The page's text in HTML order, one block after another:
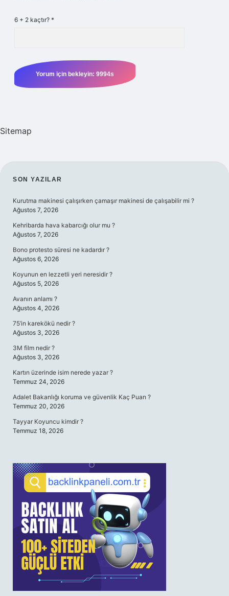
6 + 2 kaçtır? *
Sitemap
SIDEBAR
SON YAZILAR
Kurutma makinesi çalışırken çamaşır makinesi de çalışabilir mi ?
Ağustos 7, 2026
Kehribarda hava kabarcığı olur mu ?
Ağustos 7, 2026
Bono protesto süresi ne kadardır ?
Ağustos 6, 2026
Koyunun en lezzetli yeri neresidir ?
Ağustos 5, 2026
Avanın anlamı ?
Ağustos 4, 2026
75’in karekökü nedir ?
Ağustos 3, 2026
3M film nedir ?
Ağustos 3, 2026
Kartın üzerinde isim nerede yazar ?
Temmuz 24, 2026
Adalet Bakanlığı koruma ve güvenlik Kaç Puan ?
Temmuz 20, 2026
Tayyar Koyuncu kimdir ?
Temmuz 18, 2026